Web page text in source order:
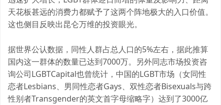
天花板甚远的消费力都赋予了这两个阵地极大的入口价值。
这也侧目反映出昆仑万维的投资眼光。
据世界公认数据，同性人群占总人口的5%左右，据此推算
国内这一群体的数量已达到7000万。另外同志市场投资咨
询公司LGBTCapital也曾统计，中国的LGBT市场（女同性
恋者Lesbians、男同性恋者Gays、双性恋者Bisexuals与跨
性别者Transgender的英文首字母缩略字）达到了3000亿